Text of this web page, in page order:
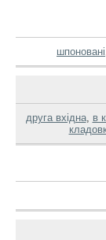
шпоновані
друга вхідна, в